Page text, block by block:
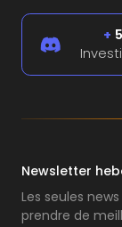
+
Newsletter
Les seules
prendre de